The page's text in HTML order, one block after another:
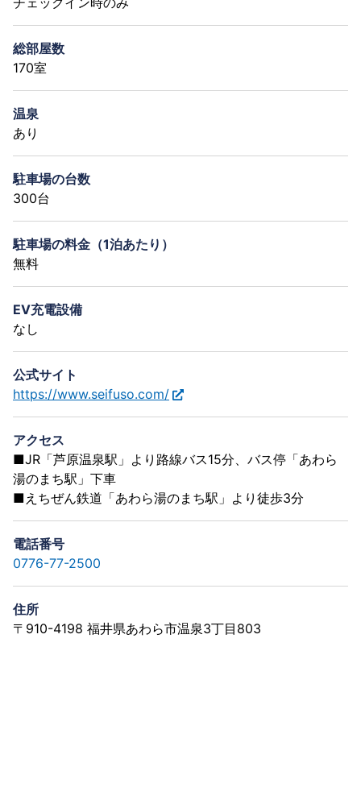
総部屋数
170室
温泉
あり
駐車場の台数
300台
駐車場の料金（1泊あたり）
無料
EV充電設備
なし
公式サイト
https://www.seifuso.com/
アクセス
■JR「芦原温泉駅」より路線バス15分、バス停「あわら
湯のまち駅」下車
■えちぜん鉄道「あわら湯のまち駅」より徒歩3分
電話番号
0776-77-2500
住所
〒910-4198 福井県あわら市温泉3丁目803